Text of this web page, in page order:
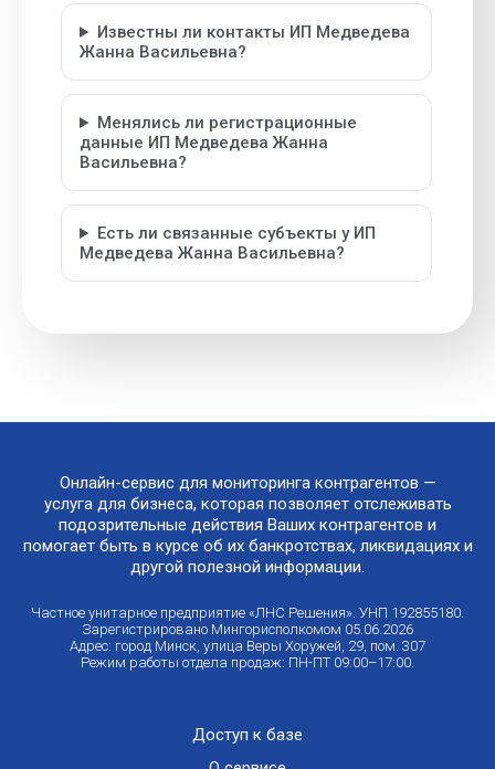
Известны ли контакты ИП Медведева
Жанна Васильевна?
Менялись ли регистрационные
данные ИП Медведева Жанна
Васильевна?
Есть ли связанные субъекты у ИП
Медведева Жанна Васильевна?
Онлайн-сервис для мониторинга контрагентов —
услуга для бизнеса, которая позволяет отслеживать
подозрительные действия Ваших контрагентов и
помогает быть в курсе об их банкротствах, ликвидациях и
другой полезной информации.
Частное унитарное предприятие «ЛНС Решения». УНП 192855180.
Зарегистрировано Мингорисполкомом 05.06.2026
Адрес: город Минск, улица Веры Хоружей, 29, пом. 307
Режим работы отдела продаж: ПН-ПТ 09:00–17:00.
Доступ к базе